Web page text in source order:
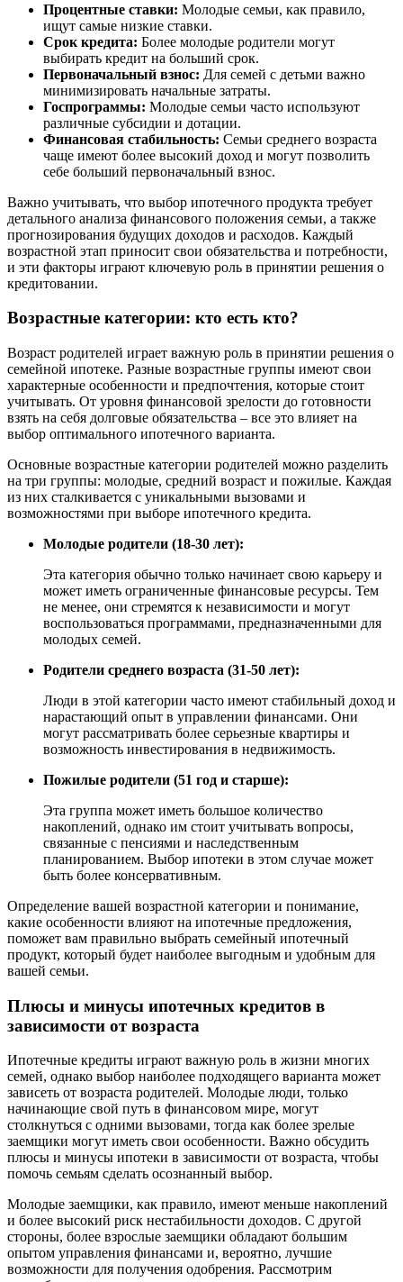
Процентные ставки: Молодые семьи, как правило,
ищут самые низкие ставки.
Срок кредита: Более молодые родители могут
выбирать кредит на больший срок.
Первоначальный взнос: Для семей с детьми важно
минимизировать начальные затраты.
Госпрограммы: Молодые семьи часто используют
различные субсидии и дотации.
Финансовая стабильность: Семьи среднего возраста
чаще имеют более высокий доход и могут позволить
себе больший первоначальный взнос.
Важно учитывать, что выбор ипотечного продукта требует
детального анализа финансового положения семьи, а также
прогнозирования будущих доходов и расходов. Каждый
возрастной этап приносит свои обязательства и потребности,
и эти факторы играют ключевую роль в принятии решения о
кредитовании.
Возрастные категории: кто есть кто?
Возраст родителей играет важную роль в принятии решения о
семейной ипотеке. Разные возрастные группы имеют свои
характерные особенности и предпочтения, которые стоит
учитывать. От уровня финансовой зрелости до готовности
взять на себя долговые обязательства – все это влияет на
выбор оптимального ипотечного варианта.
Основные возрастные категории родителей можно разделить
на три группы: молодые, средний возраст и пожилые. Каждая
из них сталкивается с уникальными вызовами и
возможностями при выборе ипотечного кредита.
Молодые родители (18-30 лет):
Эта категория обычно только начинает свою карьеру и
может иметь ограниченные финансовые ресурсы. Тем
не менее, они стремятся к независимости и могут
воспользоваться программами, предназначенными для
молодых семей.
Родители среднего возраста (31-50 лет):
Люди в этой категории часто имеют стабильный доход и
нарастающий опыт в управлении финансами. Они
могут рассматривать более серьезные квартиры и
возможность инвестирования в недвижимость.
Пожилые родители (51 год и старше):
Эта группа может иметь большое количество
накоплений, однако им стоит учитывать вопросы,
связанные с пенсиями и наследственным
планированием. Выбор ипотеки в этом случае может
быть более консервативным.
Определение вашей возрастной категории и понимание,
какие особенности влияют на ипотечные предложения,
поможет вам правильно выбрать семейный ипотечный
продукт, который будет наиболее выгодным и удобным для
вашей семьи.
Плюсы и минусы ипотечных кредитов в
зависимости от возраста
Ипотечные кредиты играют важную роль в жизни многих
семей, однако выбор наиболее подходящего варианта может
зависеть от возраста родителей. Молодые люди, только
начинающие свой путь в финансовом мире, могут
столкнуться с одними вызовами, тогда как более зрелые
заемщики могут иметь свои особенности. Важно обсудить
плюсы и минусы ипотеки в зависимости от возраста, чтобы
помочь семьям сделать осознанный выбор.
Молодые заемщики, как правило, имеют меньше накоплений
и более высокий риск нестабильности доходов. С другой
стороны, более взрослые заемщики обладают большим
опытом управления финансами и, вероятно, лучшие
возможности для получения одобрения. Рассмотрим